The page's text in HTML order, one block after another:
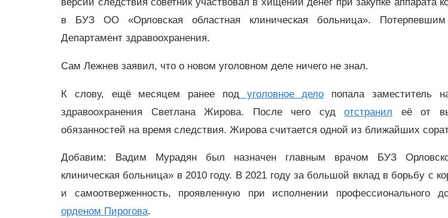
в БУЗ ОО «Орловская областная клиническая больница». Потерпевшим
Департамент здравоохранения.
Сам Лежнев заявил, что о новом уголовном деле ничего не знал.
К слову, ещё месяцем ранее под уголовное дело попала заместитель
здравоохранения Светлана Жирова. После чего судотстранил её от
обязанностей на время следствия. Жирова считается одной из ближайших
Добавим: Вадим Мурадян был назначен главным врачом БУЗ
клиническая больница» в 2010 году. В 2021 году за большой вклад в борьбу с
и самоотверженность, проявленную при исполнении профессионального
орденом Пирогова.